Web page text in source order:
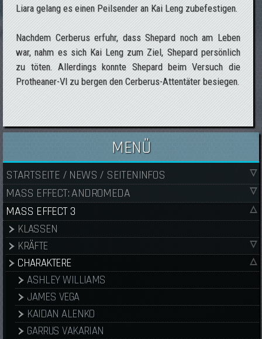
Liara gelang es einen Peilsender an Kai Leng zubefestigen.
Nachdem Cerberus erfuhr, dass Shepard noch am Leben
war, nahm es sich Kai Leng zum Ziel, Shepard persönlich
zu töten. Allerdings konnte Shepard beim Versuch die
Protheaner-VI zu bergen den Cerberus-Attentäter besiegen.
MENÜ
STARTSEITE / NEWS / SEITENINFOS
MASS EFFECT: ANDROMEDA
MASS EFFECT 3
KLASSEN
KRÄFTE
CHARAKTERE
ASHLEY WILLIAMS
JAMES VEGA
KAIDAN ALENKO
GARRUS VAKARIAN